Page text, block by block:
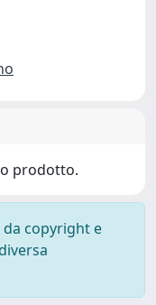
prodotto.
copyright e